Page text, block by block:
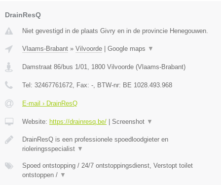
DrainResQ
Niet gevestigd in de plaats Givry en in de provincie Henegouwen.
Vlaams-Brabant » Vilvoorde | Google maps ▼
Damstraat 86/bus 1/01 1800 Vilvoorde (Vlaams-Brabant)
Tel: 32467761672 , Fax: - , BTW-nr: BE 1028.493.968
E-mail › DrainResQ
Website: https://drainresq.be/ | Screenshot ▼
DrainResQ is een professionele spoedloodgieter en
rioleringsspecialist ▼
Spoed ontstopping / 24/7 ontstoppingsdienst, Verstopt toilet
ontstoppen / ▼